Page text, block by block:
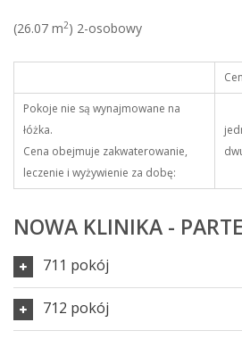
(26.07 m2) 2-osobowy
Pokoje nie są wynajmowane na
łóżka.
Cena obejmuje zakwaterowanie,
leczenie i wyżywienie za dobę:
NOWA KLINIKA -
711 pokój
712 pokój